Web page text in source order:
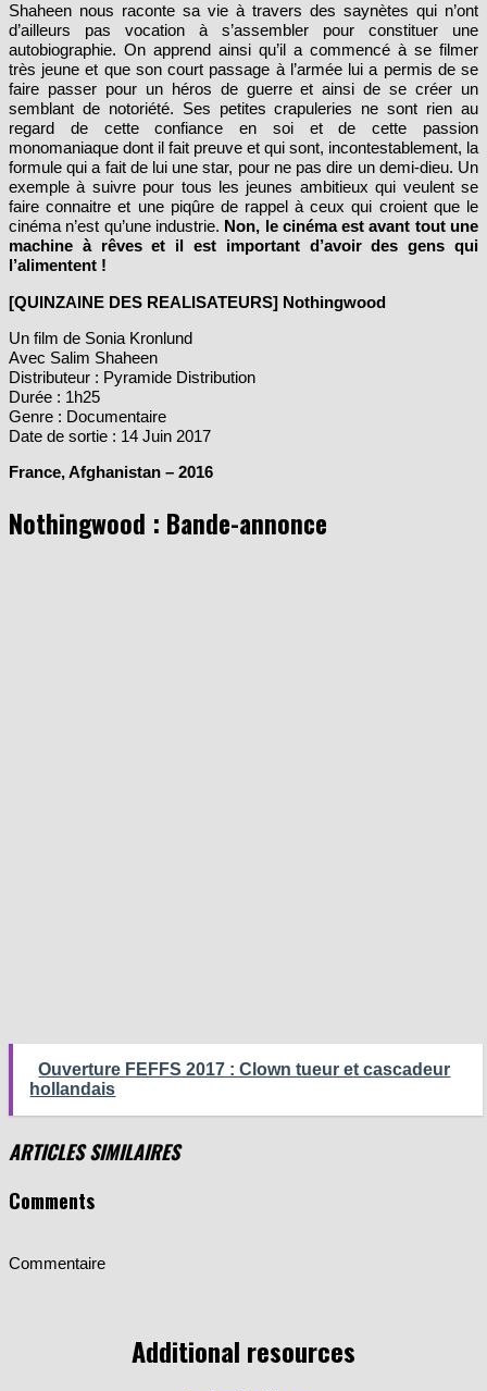
Shaheen nous raconte sa vie à travers des saynètes qui n’ont
d’ailleurs pas vocation à s’assembler pour constituer une
autobiographie. On apprend ainsi qu’il a commencé à se filmer
très jeune et que son court passage à l’armée lui a permis de se
faire passer pour un héros de guerre et ainsi de se créer un
semblant de notoriété. Ses petites crapuleries ne sont rien au
regard de cette confiance en soi et de cette passion
monomaniaque dont il fait preuve et qui sont, incontestablement, la
formule qui a fait de lui une star, pour ne pas dire un demi-dieu. Un
exemple à suivre pour tous les jeunes ambitieux qui veulent se
faire connaitre et une piqûre de rappel à ceux qui croient que le
cinéma n’est qu’une industrie. Non, le cinéma est avant tout une
machine à rêves et il est important d’avoir des gens qui
l’alimentent !
[QUINZAINE DES REALISATEURS] Nothingwood
Un film de Sonia Kronlund
Avec Salim Shaheen
Distributeur : Pyramide Distribution
Durée : 1h25
Genre : Documentaire
Date de sortie : 14 Juin 2017
France, Afghanistan – 2016
Nothingwood : Bande-annonce
Ouverture FEFFS 2017 : Clown tueur et cascadeur
hollandais
ARTICLES SIMILAIRES
Comments
Commentaire
Additional resources